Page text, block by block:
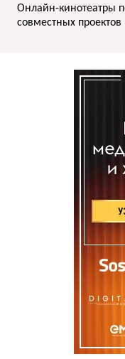
Онлайн-кинотеатры
совместных проектов